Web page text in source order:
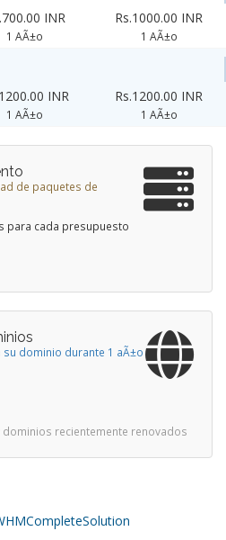
INR
1 AÃ±o
Rs.1000.00 INR
1 AÃ±o
INR
1 AÃ±o
Rs.1200.00 INR
1 AÃ±o
de paquetes de
para cada presupuesto
su dominio durante 1 aÃ±o
dominios recientemente renovados